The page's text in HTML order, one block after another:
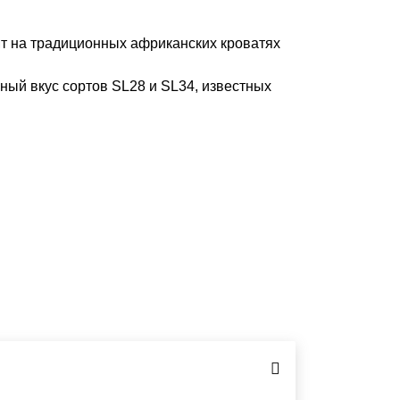
на традиционных африканских кроватях
вкус сортов SL28 и SL34, известных